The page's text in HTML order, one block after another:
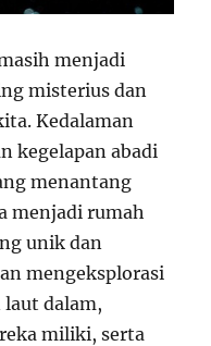
menjadi
misterius dan
Kedalaman
kegelapan abadi
menantang
menjadi rumah
unik dan
mengeksplorasi
dalam,
miliki, serta